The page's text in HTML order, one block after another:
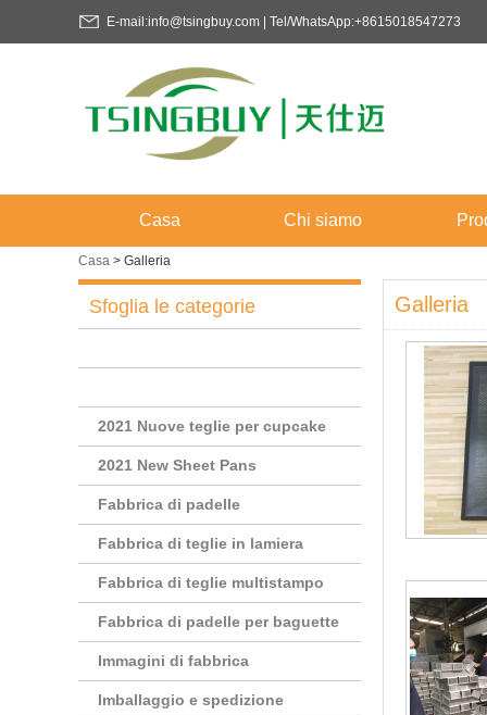
E-mail:info@tsingbuy.com | Tel/WhatsApp:+8615018547273
Casa Chi siamo
Casa > Galleria
Sfoglia le categorie
2021 Nuove teglie per cupcake
2021 New Sheet Pans
Fabbrica di padelle
Fabbrica di teglie in lamiera
Fabbrica di teglie multistampo
Fabbrica di padelle per baguette
Immagini di fabbrica
Imballaggio e spedizione
Galleria